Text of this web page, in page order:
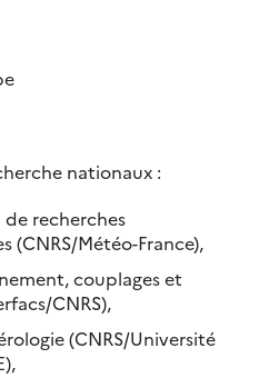
nationaux :
recherches
(CNRS/Météo-France),
couplages et
CNRS),
(CNRS/Université